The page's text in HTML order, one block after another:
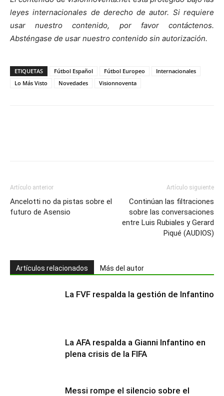
leyes internacionales de derecho de autor. Si requiere
usar nuestro contenido, por favor contáctenos.
Absténgase de usar nuestro contenido sin autorización.
ETIQUETAS Fútbol Español Fútbol Europeo
Internacionales
Lo Más Visto
Novedades Visionnoventa
Artículo anterior
Ancelotti no da pistas sobre el
futuro de Asensio
Artículo siguiente
Continúan las filtraciones
sobre las conversaciones
entre Luis Rubiales y Gerard
Piqué (AUDIOS)
Artículos relacionados Más del autor
La FVF respalda la gestión de Infantino
La AFA respalda a Gianni Infantino en
plena crisis de la FIFA
Messi rompe el silencio sobre el